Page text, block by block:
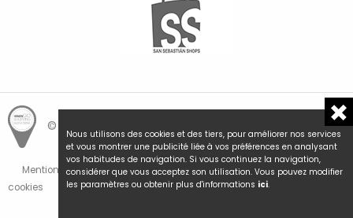
Nous utilisons des cookies et des tiers, pour améliorer nos services
et vous montrer une publicité liée à vos préférences en analysant
vos habitudes de navigation. Si vous continuez la navigation,
considérer que vous acceptez son utilisation. Vous pouvez modifier
les paramètres ou obtenir plus d'informations ici.
© Hemengo Shopping.
Mentions Légales et Politique de Confidentialité
Politique de
cookies